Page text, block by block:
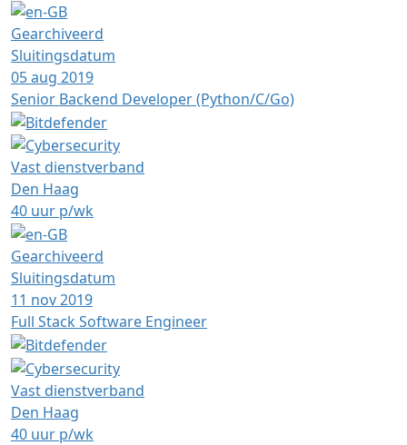
Gearchiveerd
Sluitingsdatum
05 aug 2019
Senior Backend Developer (Python/C/Go)
Vast dienstverband
Den Haag
40 uur p/wk
Gearchiveerd
Sluitingsdatum
11 nov 2019
Full Stack Software Engineer
Vast dienstverband
Den Haag
40 uur p/wk